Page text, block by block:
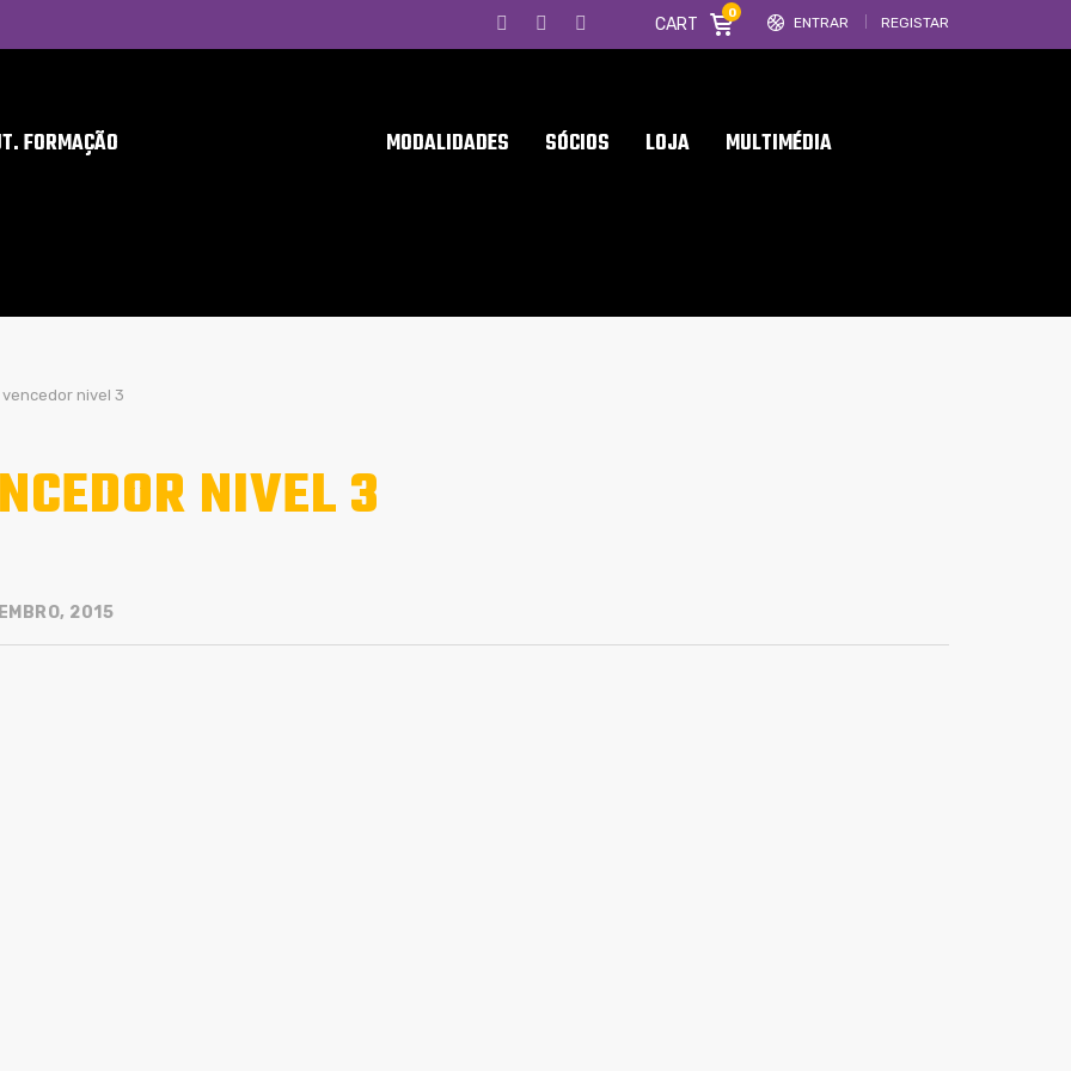
ENTRAR REGISTAR
CART
0
FORMAÇÃO MODALIDADES SÓCIOS LOJA MULTIMÉDIA
vencedor nivel 3
NIVEL 3
2015